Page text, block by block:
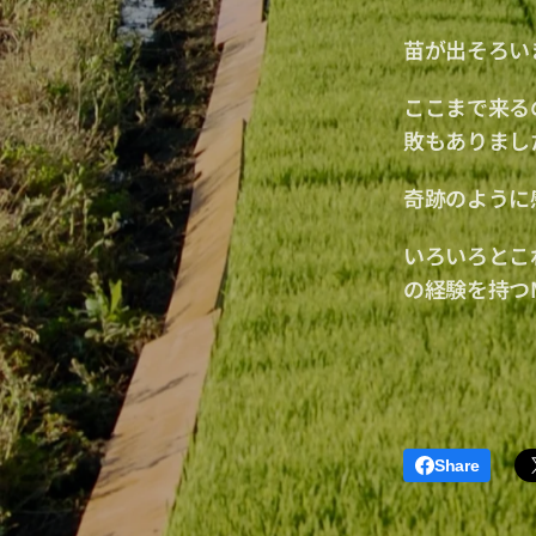
苗が出そろ
ここまで来
敗もありま
奇跡のよう
いろいろと
の経験を持
Share